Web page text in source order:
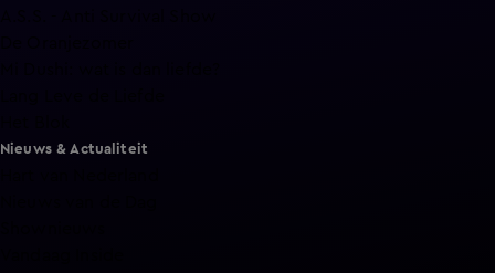
Nieuws & Actualiteit